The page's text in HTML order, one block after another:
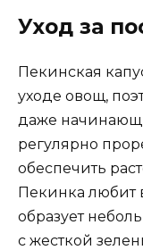
Уход за
Пекинская
уходе овощ,
даже
регулярно
обеспечить
Пекинка любит
образует
с жесткой